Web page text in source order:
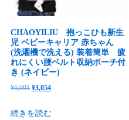
CHAOYILIU 抱っこひも新生
児 ベビーキャリア 赤ちゃん
(洗濯機で洗える) 装着簡単 疲
れにくい腰ベルト収納ポーチ付
き (ネイビー)
¥6,091 元
価
¥3,054現
の
続きを読む